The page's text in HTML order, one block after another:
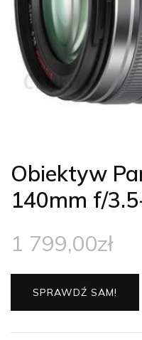
Obiektyw
140mm f/
1 799,00zł
SPRAWDŹ SAM!